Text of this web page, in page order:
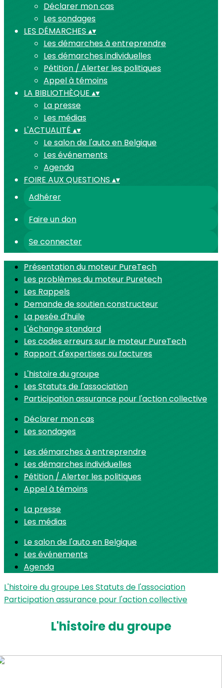
Déclarer mon cas
Les sondages
LES DÉMARCHES ▴▾
Les démarches à entreprendre
Les démarches individuelles
Pétition / Alerter les politiques
Appel à témoins
LA BIBLIOTHÈQUE ▴▾
La presse
Les médias
L'ACTUALITÉ ▴▾
Le salon de l'auto en Belgique
Les événements
Agenda
FOIRE AUX QUESTIONS ▴▾
Adhérer
Faire un don
Se connecter
Présentation du moteur PureTech
Les problèmes du moteur Puretech
Les Rappels
Demande de soutien constructeur
La pesée d'huile
L'échange standard
Les codes erreurs sur le moteur PureTech
Rapport d'expertises ou factures
L'histoire du groupe
Les Statuts de l'association
Participation assurance pour l'action collective
Déclarer mon cas
Les sondages
Les démarches à entreprendre
Les démarches individuelles
Pétition / Alerter les politiques
Appel à témoins
La presse
Les médias
Le salon de l'auto en Belgique
Les événements
Agenda
L'histoire du groupe Les Statuts de l'association
Participation assurance pour l'action collective
L'histoire du groupe